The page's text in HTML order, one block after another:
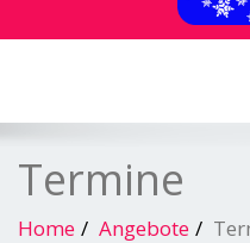
Termine
Home Angebote